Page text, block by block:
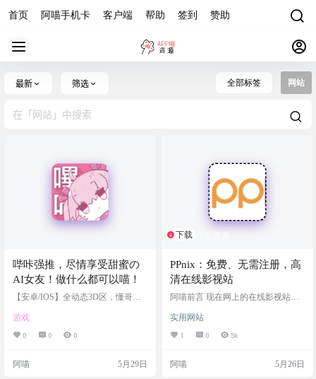
首页 阿喵手机卡 客户端 帮助 签到 赞助
最新 筛选 全部标签 网站
哔咔强推，尽情享受甜蜜の
AI女友！做什么都可以喵！
【安卓/IOS】全动态3D区，懂哥哥
游戏
0 0 0
阿喵 5月29日
下载
PPnix：免费、无需注册，高
清在线影视站
阿喵前言 现在网上的在线影视站虽
过于臃肿。一打开网页，满屏都是
花里胡哨的弹窗广告，动漫、综
部电影的人来说，体验真的很糟
实用网站
1 0 5k
阿喵 5月26日